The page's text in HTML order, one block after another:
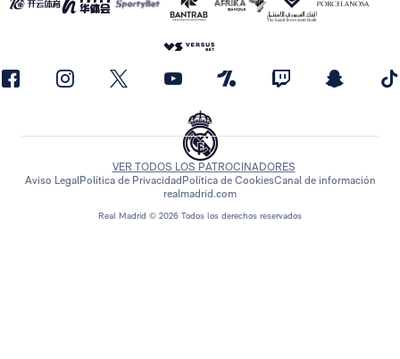
Real Madrid © 2026 Todos los derechos reservados
VER TODOS LOS PATROCINADORES
Aviso LegalPolítica de Privacidad Política de CookiesCanal de información
realmadrid.com